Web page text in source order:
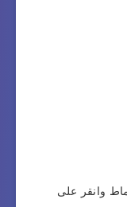
وانقر على